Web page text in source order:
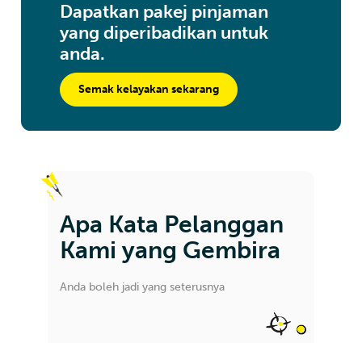
Dapatkan pakej pinjaman
yang diperibadikan untuk
anda.
Semak kelayakan sekarang
Apa Kata Pelanggan
Kami yang Gembira
Anda boleh jadi yang seterusnya